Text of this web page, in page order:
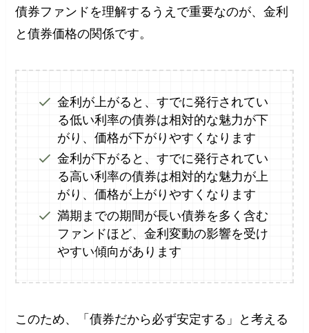
債券ファンドを理解するうえで重要なのが、金利
と債券価格の関係です。
金利が上がると、すでに発行されてい
る低い利率の債券は相対的な魅力が下
がり、価格が下がりやすくなります
金利が下がると、すでに発行されてい
る高い利率の債券は相対的な魅力が上
がり、価格が上がりやすくなります
満期までの期間が長い債券を多く含む
ファンドほど、金利変動の影響を受け
やすい傾向があります
このため、「債券だから必ず安定する」と考える